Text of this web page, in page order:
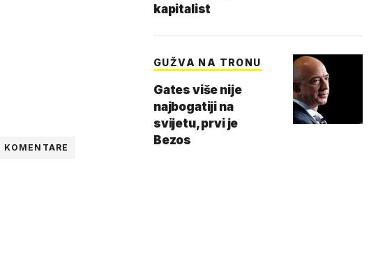
KOMENTARE
kapitalist
GUŽVA NA TRONU
Gates više nije
najbogatiji na
svijetu, prvi je
Bezos